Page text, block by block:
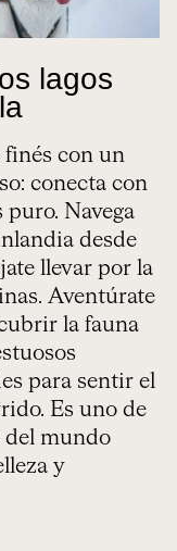
lagos
finés con un
conecta con
puro. Navega
desde
llevar por la
Aventúrate
la fauna
para sentir el
Es uno de
del mundo
y